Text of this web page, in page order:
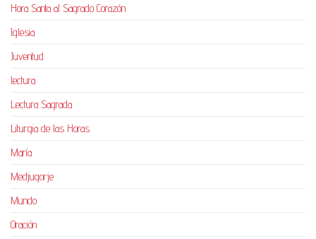
Hora Santa al Sagrado Corazón
Iglesia
Juventud
lectura
Lectura Sagrada
Liturgia de las Horas
María
Medjugorje
Mundo
Oración